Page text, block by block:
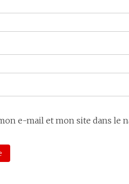
e-mail et mon site dans le